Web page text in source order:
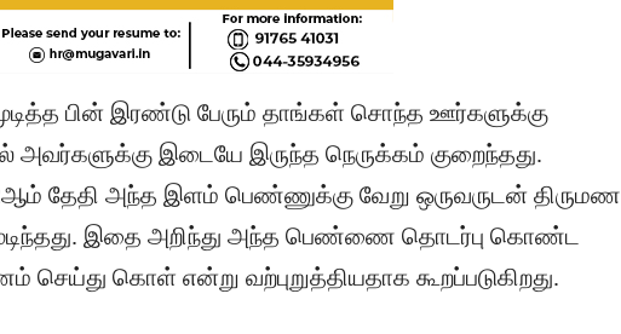
பின் இரண்டு பேரும் தாங்கள் சொந்த ஊர்களுக்கு
அவர்களுக்கு இடையே இருந்த நெருக்கம் குறைந்தது.
தேதி அந்த இளம் பெண்ணுக்கு வேறு ஒருவருடன் திருமண
இதை அறிந்து அந்த பெண்ணை தொடர்பு கொண்ட
செய்து கொள் என்று வற்புறுத்தியதாக கூறப்படுகிறது.